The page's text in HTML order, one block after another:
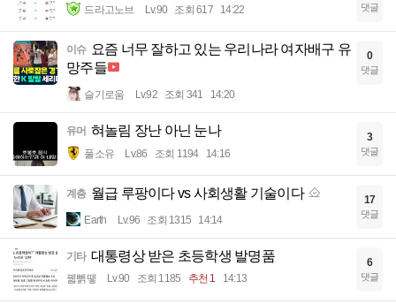
드라고노브 Lv.90 조회 617 14:22 댓글
이슈 요즘 너무 잘하고 있는 우리나라 여자배구 유
망주들
슬기로움 Lv.92 조회 341 14:20
0
댓글
유머 혀놀림 장난 아닌 눈나
풀소유 Lv.86 조회 1194 14:16
3
댓글
계층 월급 루팡이다 vs 사회생활 기술이다
Earth Lv.96 조회 1315 14:14
17
댓글
기타 대통령상 받은 초등학생 발명품
꿻뻵뗗 Lv.90 조회 1185 추천 1 14:13
6
댓글